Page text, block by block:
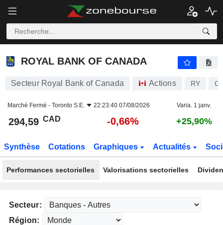
ROYAL BANK OF CANADA
ROYAL BANK OF CANADA
Secteur Royal Bank of Canada Actions RY
Marché Fermé - Toronto S.E. 22:23:40 07/08/2026 Varia. 1 janv.
294,59 CAD -0,66% +25,90%
Synthèse Cotations Graphiques Actualités
Performances sectorielles Valorisations sectorielles
Secteur:
Région: